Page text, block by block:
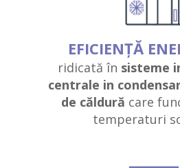
EFICIENȚĂ
ridicată în sisteme
centrale in
de căldură care
temperaturi